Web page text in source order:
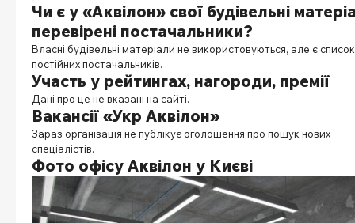
Чи є у «Аквілон» свої будівельні
перевірені постачальники?
Власні будівельні матеріали не використовуються, але є список
постійних постачальників.
Участь у рейтингах, нагороди, премії
Дані про це не вказані на сайті.
Вакансії «Укр Аквілон»
Зараз організація не публікує оголошення про пошук нових
спеціалістів.
Фото офісу Аквілон у Києві